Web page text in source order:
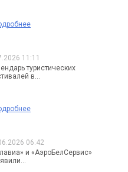
11:11
туристических
в...
06:42
и «АэроБелСервис»